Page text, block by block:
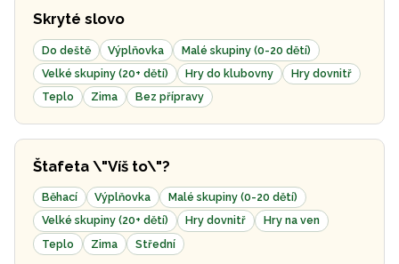
Skryté slovo
Do deště Výplňovka
Malé skupiny (0-20 dětí)
Velké skupiny (20+ dětí)
Hry do klubovny
Hry dovnitř
Teplo
Zima Bez přípravy
Štafeta \"Víš to\"?
Běhací Výplňovka
Malé skupiny (0-20 dětí)
Velké skupiny (20+ dětí)
Hry dovnitř
Hry na ven
Teplo
Zima Střední